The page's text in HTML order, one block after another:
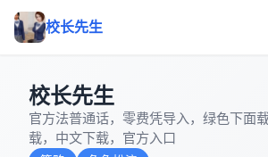
校长先生
校长先生
官方法普通话，零费凭导入，绿色下面
载，中文下载，官方入口